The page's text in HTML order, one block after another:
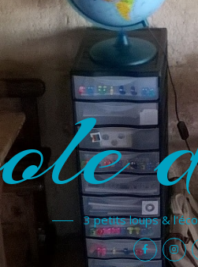
3 petits loups &